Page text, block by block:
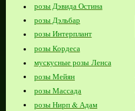
розы Дэвида Остина
розы Дэльбар
розы Интерплант
розы Кордеса
мускусные розы Ленса
розы Мейян
розы Массада
розы Нирп & Адам